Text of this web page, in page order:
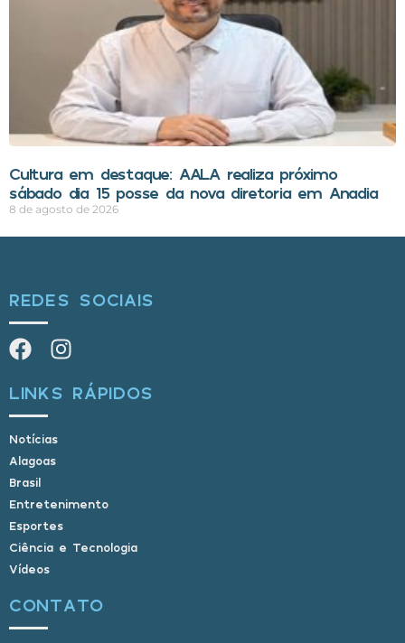
Cultura em destaque: AALA realiza próximo
sábado dia 15 posse da nova diretoria em Anadia
8 de agosto de 2026
REDES SOCIAIS
LINKS RÁPIDOS
Notícias
Alagoas
Brasil
Entretenimento
Esportes
Ciência e Tecnologia
Vídeos
CONTATO